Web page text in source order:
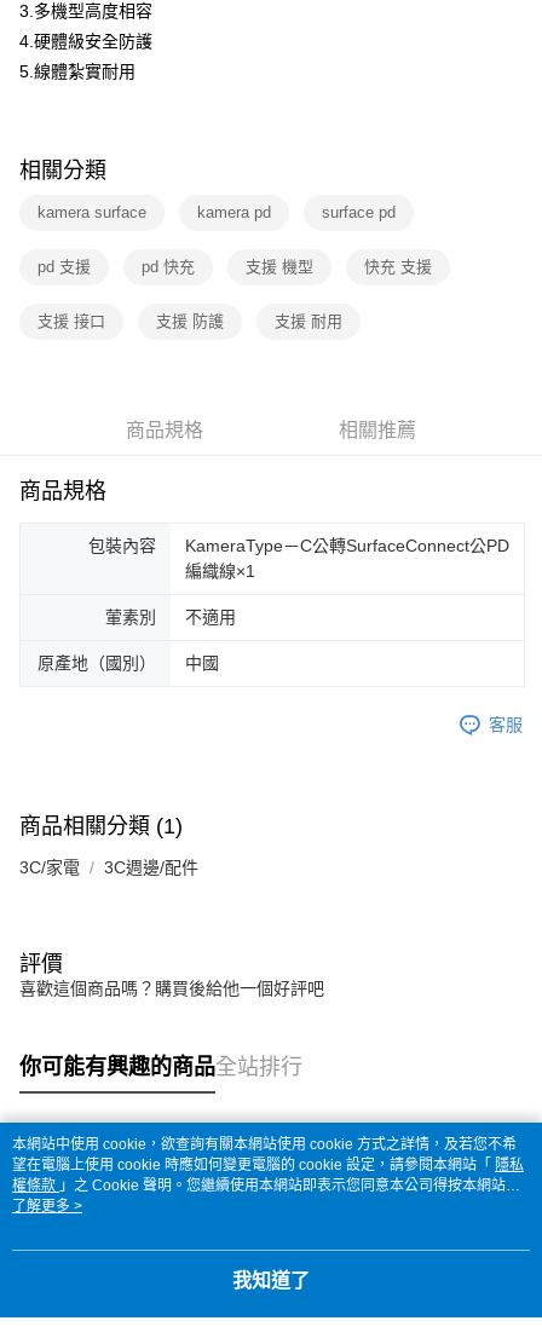
3.多機型高度相容
4.硬體級安全防護
5.線體紮實耐用
相關分類
kamera surface kamera pd surface pd
pd 支援 pd 快充 支援 機型 快充 支援
支援 接口 支援 防護 支援 耐用
商品規格 相關推薦
商品規格
包裝內容
KameraType－C公轉SurfaceConnect公PD
編織線×1
葷素別 不適用
原產地（國別） 中國
客服
商品相關分類 (1)
3C/家電 3C週邊/配件
評價
喜歡這個商品嗎？購買後給他一個好評吧
你可能有興趣的商品全站排行
熱門標籤
本網站中使用 cookie，欲查詢有關本網站使用 cookie 方式之詳情，及若您不希
望在電腦上使用 cookie 時應如何變更電腦的 cookie 設定，請參閱本網站「 隱私
權條款 」之 Cookie 聲明。您繼續使用本網站即表示您同意本公司得按本網站使
用條款之 Cookie 聲明使用 cookie。
了解更多 >
我知道了